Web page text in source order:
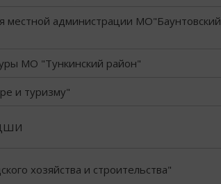
местной администрации МО"Баунтовский
МО "Тункинский район"
и туризму"
хозяйства и строительства"